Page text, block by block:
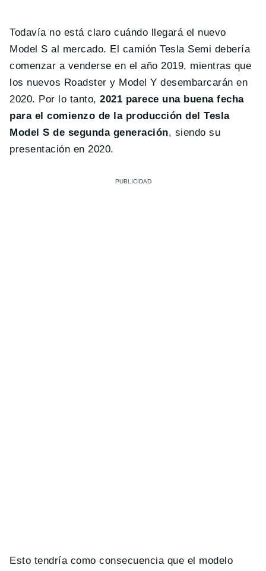
Todavía no está claro cuándo llegará el nuevo
Model S al mercado. El camión Tesla Semi debería
comenzar a venderse en el año 2019, mientras que
los nuevos Roadster y Model Y desembarcarán en
2020. Por lo tanto, 2021 parece una buena fecha
para el comienzo de la producción del Tesla
Model S de segunda generación, siendo su
presentación en 2020.
Esto tendría como consecuencia que el modelo